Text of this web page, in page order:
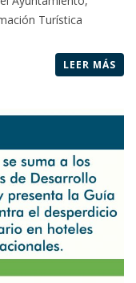
Turística
LEER MÁS